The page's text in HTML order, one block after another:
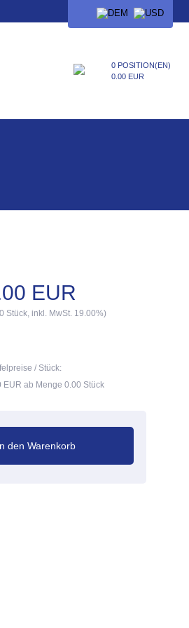
0 POSITION(EN)
0.00 EUR
EUR
Stück, inkl. MwSt. 19.00%)
/ Stück:
EUR ab Menge 0.00 Stück
den Warenkorb